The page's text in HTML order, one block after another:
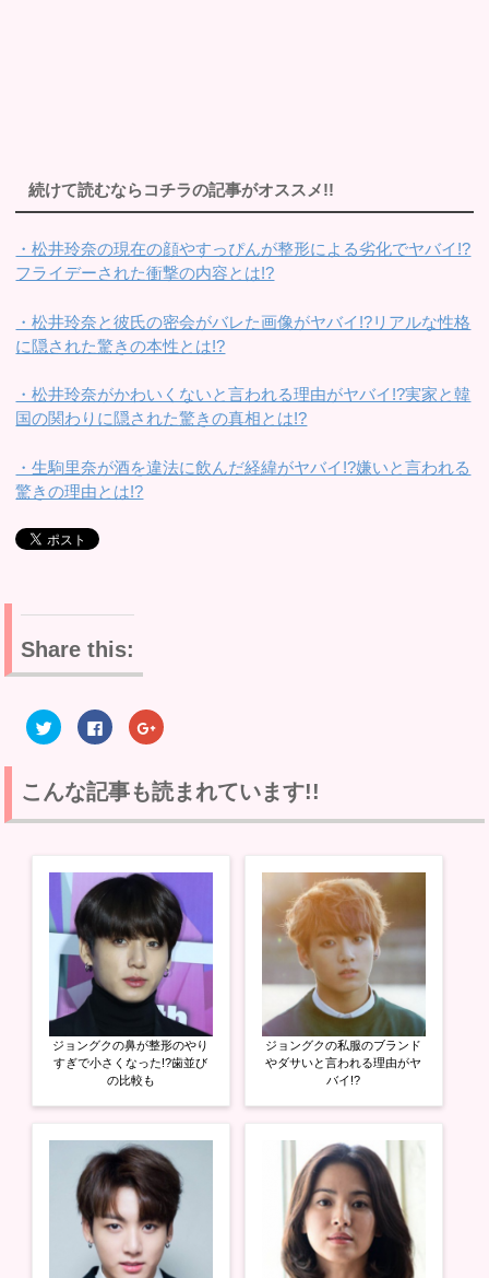
続けて読むならコチラの記事がオススメ!!
・松井玲奈の現在の顔やすっぴんが整形による劣化でヤバイ!?
フライデーされた衝撃の内容とは!?
・松井玲奈と彼氏の密会がバレた画像がヤバイ!?リアルな性格
に隠された驚きの本性とは!?
・松井玲奈がかわいくないと言われる理由がヤバイ!?実家と韓
国の関わりに隠された驚きの真相とは!?
・生駒里奈が酒を違法に飲んだ経緯がヤバイ!?嫌いと言われる
驚きの理由とは!?
Share this:
ク
リ
て
T
w
i
共
有
(
新
し
い
ウ
ィ
ン
ド
ウ
で
開
す
F
a
o
o
k
で
る
ク
リ
ッ
て
く
い
(
新
し
い
ウ
ド
ウ
開
き
ま
す
)
ク
リ
し
て
G
o
o
+
で
共
有
(
新
し
い
ウ
ィ
ン
ド
ウ
で
開
す
こんな記事も読まれています!!
ジョングクの鼻が整形のやり
すぎで小さくなった!?歯並び
の比較も
ジョングクの私服のブランド
やダサいと言われる理由がヤ
バイ!?